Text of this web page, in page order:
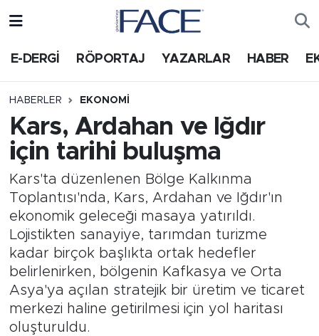
E-DERGİ RÖPORTAJ YAZARLAR HABER
HABERLER EKONOMI
Kars, Ardahan ve Iğdır
için tarihi buluşma
Kars'ta düzenlenen Bölge Kalkınma
Toplantısı'nda, Kars, Ardahan ve Iğdır'ın
ekonomik geleceği masaya yatırıldı.
Lojistikten sanayiye, tarımdan turizme
kadar birçok başlıkta ortak hedefler
belirlenirken, bölgenin Kafkasya ve Orta
Asya'ya açılan stratejik bir üretim ve ticaret
merkezi haline getirilmesi için yol haritası
oluşturuldu.
HABER
Nöbetçi Eczaneler
Trafik Durumu
Süper Lig Puan Durumu ve Fikstür
Tüm Manşetler
Son Dakika Haberleri
Haber Arşivi